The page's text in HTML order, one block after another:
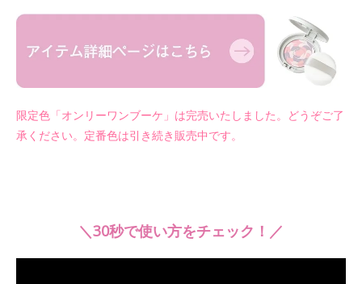
限定色「オンリーワンブーケ」は完売いたしました。どうぞご了
承ください。定番色は引き続き販売中です。
＼30秒で使い方をチェック！／